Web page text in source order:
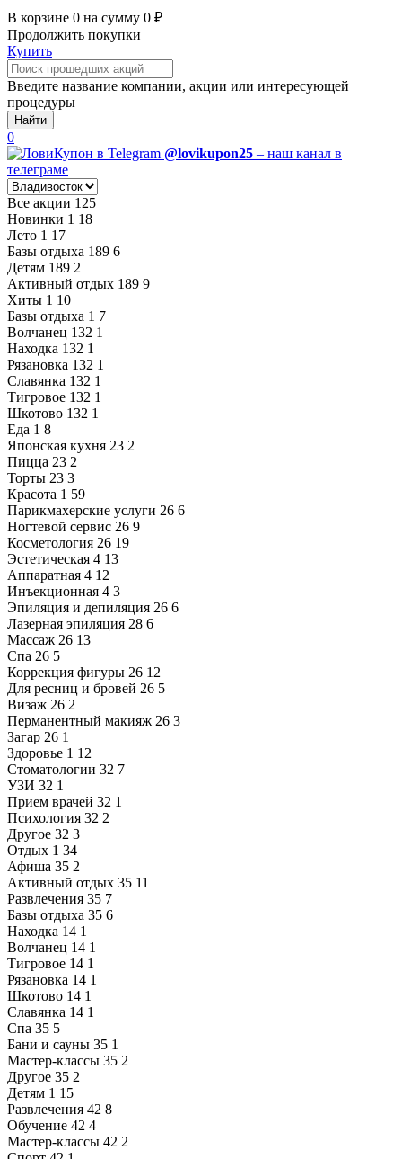
В корзине 0 на сумму 0 ₽
Продолжить покупки
Купить
Введите название компании, акции или интересующей
процедуры
Найти
0
@lovikupon25 – наш канал в
телеграме
Все акции 125
Новинки 1 18
Лето 1 17
Базы отдыха 189 6
Детям 189 2
Активный отдых 189 9
Хиты 1 10
Базы отдыха 1 7
Волчанец 132 1
Находка 132 1
Рязановка 132 1
Славянка 132 1
Тигровое 132 1
Шкотово 132 1
Еда 1 8
Японская кухня 23 2
Пицца 23 2
Торты 23 3
Красота 1 59
Парикмахерские услуги 26 6
Ногтевой сервис 26 9
Косметология 26 19
Эстетическая 4 13
Аппаратная 4 12
Инъекционная 4 3
Эпиляция и депиляция 26 6
Лазерная эпиляция 28 6
Массаж 26 13
Спа 26 5
Коррекция фигуры 26 12
Для ресниц и бровей 26 5
Визаж 26 2
Перманентный макияж 26 3
Загар 26 1
Здоровье 1 12
Стоматологии 32 7
УЗИ 32 1
Прием врачей 32 1
Психология 32 2
Другое 32 3
Отдых 1 34
Афиша 35 2
Активный отдых 35 11
Развлечения 35 7
Базы отдыха 35 6
Находка 14 1
Волчанец 14 1
Тигровое 14 1
Рязановка 14 1
Шкотово 14 1
Славянка 14 1
Спа 35 5
Бани и сауны 35 1
Мастер-классы 35 2
Другое 35 2
Детям 1 15
Развлечения 42 8
Обучение 42 4
Мастер-классы 42 2